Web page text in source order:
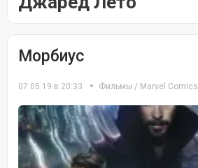
Морбиус
07.05.19 в 20:33 Фильмы / Marvel Comics